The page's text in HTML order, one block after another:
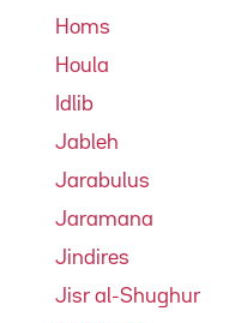
Homs
Houla
Idlib
Jableh
Jarabulus
Jaramana
Jindires
Jisr al-Shughur